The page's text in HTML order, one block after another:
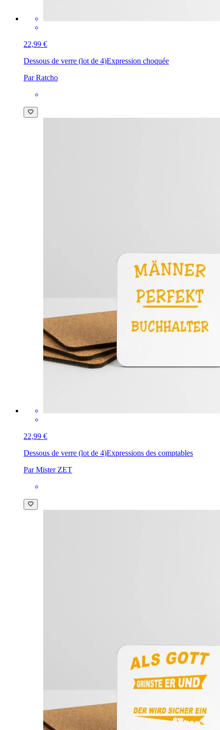
22,99 €
Dessous de verre (lot de 4)Expression choquée
Par Ratcho
22,99 €
Dessous de verre (lot de 4)Expressions des comptables
Par Mister ZET